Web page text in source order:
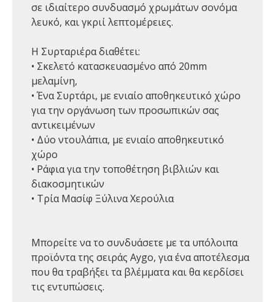
σε ιδιαίτερο συνδυασμό χρωμάτων σονόμα
λευκό, και γκριί λεπτομέρειες.
Η Συρταριέρα διαθέτει:
• Σκελετό κατασκευασμένο από 20mm
μελαμίνη,
• Ένα Συρτάρι, με ενιαίο αποθηκευτικό χώρο
για την οργάνωση των προσωπικών σας
αντικειμένων
• Δύο ντουλάπια, με ενιαίο αποθηκευτικό
χώρο
• Ράφια για την τοποθέτηση βιβλιών και
διακοσμητικών
• Τρία Μασίφ Ξύλινα Χερούλια
Μπορείτε να το συνδυάσετε με τα υπόλοιπα
προϊόντα της σειράς Aygo, για ένα αποτέλεσμα
που θα τραβήξει τα βλέμματα και θα κερδίσει
τις εντυπώσεις.